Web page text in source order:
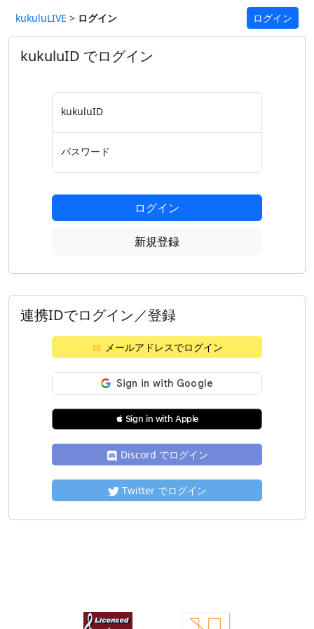
kukuluLIVE > ログイン ログイン
kukuluID でログイン
kukuluID
パスワード
ログイン
新規登録
連携IDでログイン／登録
メールアドレスでログイン
 Sign in with Apple
Discord でログイン
Twitter でログイン